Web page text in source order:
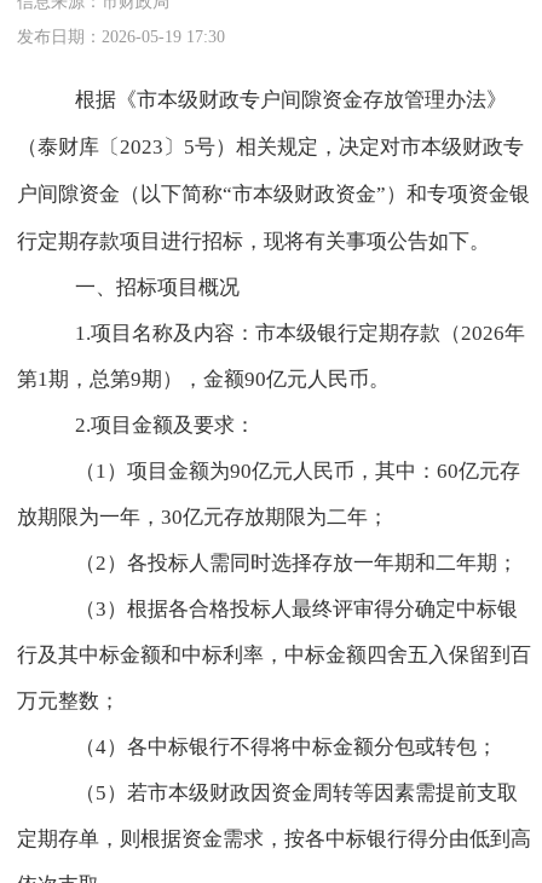
发布日期：2026-05-19 17:30
根据《市本级财政专户间隙资金存放管理办法》
（泰财库〔2023 〕 5号）相关规定，决定对市本级财政专
户间隙资金（以下简称“市本级财政资金”）和专项资金银
行定期存款项目进行招标，现将有关事项公告如下。
一、招标项目概况
1.项目名称及内容：市本级银行定期存款（2026年
第1期，总第9期），金额90亿元人民币。
2.项目金额及要求：
（1）项目金额为90亿元人民币，其中：60亿元存
放期限为一年，30亿元存放期限为二年；
（2）各投标人需同时选择存放一年期和二年期；
（3）根据各合格投标人最终评审得分确定中标银
行及其中标金额和中标利率，中标金额四舍五入保留到百
万元整数；
（4）各中标银行不得将中标金额分包或转包；
（5）若市本级财政因资金周转等因素需提前支取
定期存单，则根据资金需求，按各中标银行得分由低到高